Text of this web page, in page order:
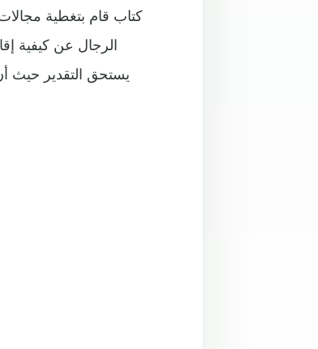
كتاب قام بتغطية
الرجال عن كيفية
يستحق التقدير حيث